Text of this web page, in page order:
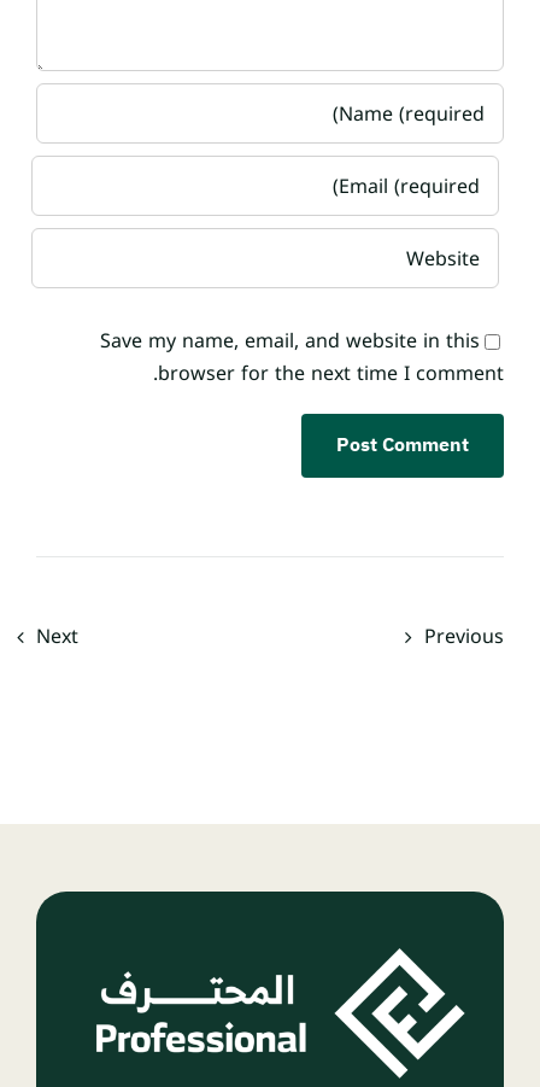
Save my name, email, and website in this
browser for the next time I comment.
Previous
Next